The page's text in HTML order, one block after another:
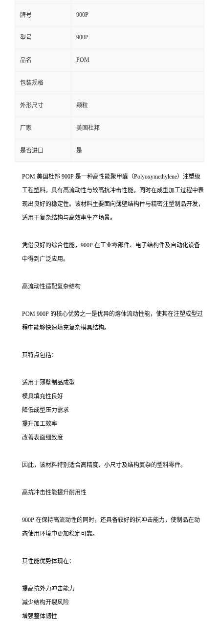
牌号 900P
型号 900P
品名 POM
包装规格
外形尺寸 颗粒
厂家 美国杜邦
是否进口 是
POM 美国杜邦 900P 是一种高性能聚甲醛（Polyoxymethylene）注塑级
工程塑料，具有高流动性与较高抗冲击性能，同时在成型加工过程中表
现出良好的稳定性。该材料主要面向薄壁结构件与精密注塑制品开发，
适用于复杂结构与高效率生产场景。
凭借良好的综合性能，900P 在工业零部件、电子结构件及自动化设备
中得到广泛应用。
高流动性适配复杂结构
POM 900P 的核心优势之一是优异的熔体流动性能，使其在注塑成型过
程中能够快速填充复杂模具结构。
其特点包括：
适用于薄壁制品成型
模具填充性良好
降低成型压力需求
提升加工效率
改善表面细致度
因此，该材料特别适合高精度、小尺寸及结构复杂的塑料零件。
高抗冲击性能提升耐用性
900P 在保持高流动性的同时，还具备较好的抗冲击能力，使制品在动
态使用环境中更加稳定可靠。
其性能优势体现在：
提高抗外力冲击能力
减少结构开裂风险
增强整体韧性